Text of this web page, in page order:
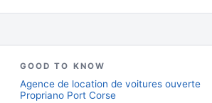
GOOD TO KNOW
Agence de location de voitures ouverte
Propriano Port Corse